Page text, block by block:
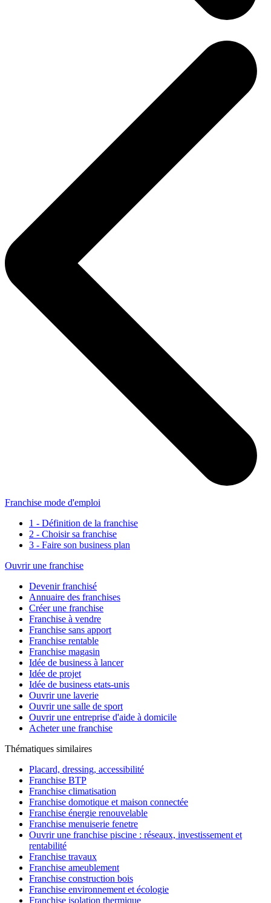
Franchise mode d'emploi
1 - Définition de la franchise
2 - Choisir sa franchise
3 - Faire son business plan
Ouvrir une franchise
Devenir franchisé
Annuaire des franchises
Créer une franchise
Franchise à vendre
Franchise sans apport
Franchise rentable
Franchise magasin
Idée de business à lancer
Idée de projet
Idée de business etats-unis
Ouvrir une laverie
Ouvrir une salle de sport
Ouvrir une entreprise d'aide à domicile
Acheter une franchise
Thématiques similaires
Placard, dressing, accessibilité
Franchise BTP
Franchise climatisation
Franchise domotique et maison connectée
Franchise énergie renouvelable
Franchise menuiserie fenetre
Ouvrir une franchise piscine : réseaux, investissement et
rentabilité
Franchise travaux
Franchise ameublement
Franchise construction bois
Franchise environnement et écologie
Franchise isolation thermique